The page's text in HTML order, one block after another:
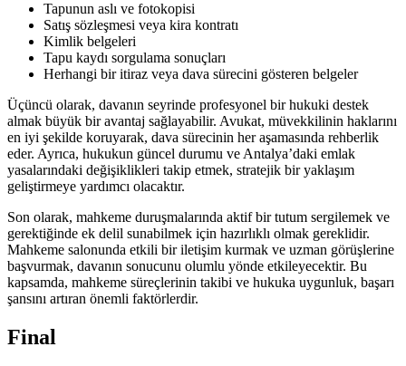
Tapunun aslı ve fotokopisi
Satış sözleşmesi veya kira kontratı
Kimlik belgeleri
Tapu‍ kaydı sorgulama sonuçları
Herhangi bir ⁤itiraz ‍veya dava sürecini gösteren ⁣belgeler
Üçüncü olarak, davanın seyrinde profesyonel bir​ hukuki destek
almak büyük‌ bir avantaj ⁢sağlayabilir. Avukat, müvekkilinin haklarını
en iyi şekilde ⁣koruyarak,‌ dava sürecinin her aşamasında rehberlik
eder. Ayrıca, ‌hukukun güncel ⁢durumu ve Antalya’daki⁣ emlak
yasalarındaki değişiklikleri takip etmek, stratejik‍ bir yaklaşım
geliştirmeye yardımcı olacaktır.
Son olarak, mahkeme⁣ duruşmalarında aktif bir tutum sergilemek ⁣ve‍
gerektiğinde ek delil sunabilmek‌ için hazırlıklı olmak gereklidir.
Mahkeme salonunda etkili bir iletişim kurmak ve ⁣uzman görüşlerine
başvurmak, davanın sonucunu‍ olumlu yönde etkileyecektir. Bu
kapsamda, mahkeme süreçlerinin⁤ takibi ve ⁤hukuka uygunluk, başarı
şansını artıran önemli faktörlerdir.
Final